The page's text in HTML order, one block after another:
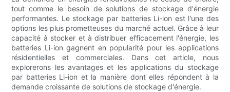
tout comme le besoin de solutions de stockage d'énergie
performantes. Le stockage par batteries Li-ion est l'une des
options les plus prometteuses du marché actuel. Grâce à leur
capacité à stocker et à distribuer efficacement l'énergie, les
batteries Li-ion gagnent en popularité pour les applications
résidentielles et commerciales. Dans cet article, nous
explorerons les avantages et les applications du stockage
par batteries Li-ion et la manière dont elles répondent à la
demande croissante de solutions de stockage d'énergie.